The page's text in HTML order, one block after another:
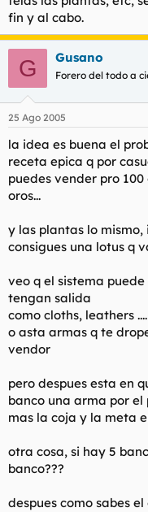
fin y al cabo.
G Gusano
Forero del todo a
25 Ago 2005
la idea es buena el
receta epica q por
puedes vender pro
oros...
y las plantas lo
consigues una lotus q
veo q el sistema
tengan salida
como cloths, leathers ....
o asta armas q te
vendor
pero despues esta en
banco una arma por
mas la coja y la meta
otra cosa, si hay 5
banco???
despues como sabes